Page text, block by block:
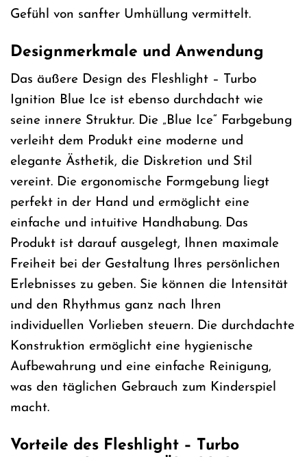
Gefühl von sanfter Umhüllung vermittelt.
Designmerkmale und Anwendung
Das äußere Design des Fleshlight – Turbo
Ignition Blue Ice ist ebenso durchdacht wie
seine innere Struktur. Die „Blue Ice“ Farbgebung
verleiht dem Produkt eine moderne und
elegante Ästhetik, die Diskretion und Stil
vereint. Die ergonomische Formgebung liegt
perfekt in der Hand und ermöglicht eine
einfache und intuitive Handhabung. Das
Produkt ist darauf ausgelegt, Ihnen maximale
Freiheit bei der Gestaltung Ihres persönlichen
Erlebnisses zu geben. Sie können die Intensität
und den Rhythmus ganz nach Ihren
individuellen Vorlieben steuern. Die durchdachte
Konstruktion ermöglicht eine hygienische
Aufbewahrung und eine einfache Reinigung,
was den täglichen Gebrauch zum Kinderspiel
macht.
Vorteile des Fleshlight – Turbo